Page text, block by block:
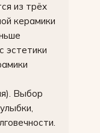
из трёх
керамики
эстетики
Выбор